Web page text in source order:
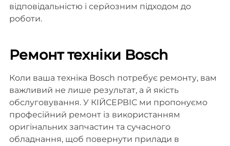
відповідальністю і серйозним підходом до
роботи.
Ремонт техніки Bosch
Коли ваша техніка Bosch потребує ремонту, вам
важливий не лише результат, а й якість
обслуговування. У КІЙСЕРВІС ми пропонуємо
професійний ремонт із використанням
оригінальних запчастин та сучасного
обладнання, щоб повернути прилади в